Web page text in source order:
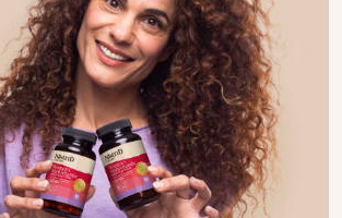
הסדרה
המקצועית
צמחי
מרפא
פרוביוטיקה